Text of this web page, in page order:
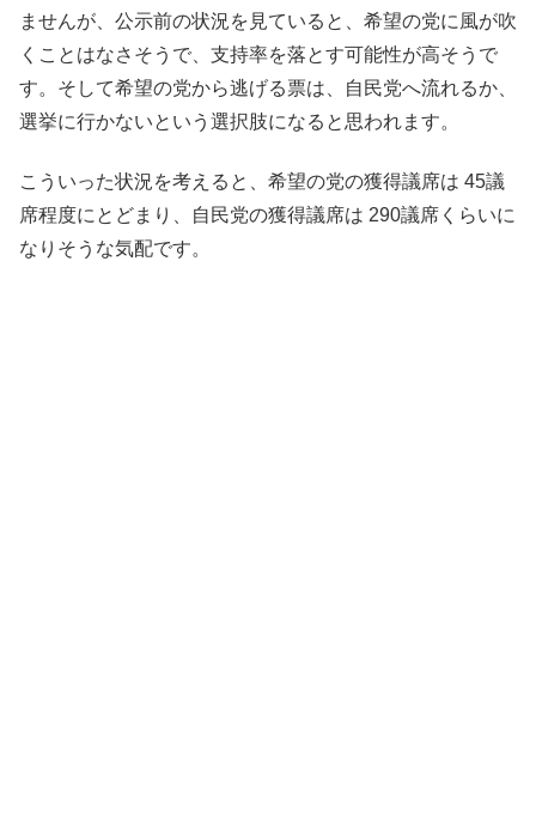
ませんが、公示前の状況を見ていると、希望の党に風が吹
くことはなさそうで、支持率を落とす可能性が高そうで
す。そして希望の党から逃げる票は、自民党へ流れるか、
選挙に行かないという選択肢になると思われます。
こういった状況を考えると、希望の党の獲得議席は 45議
席程度にとどまり、自民党の獲得議席は 290議席くらいに
なりそうな気配です。